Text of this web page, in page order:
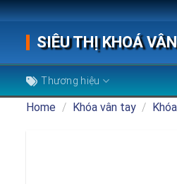
Skip
contentSIÊU THỊ KHOÁ
Thương hiệu
Home / Khóa vân tay /